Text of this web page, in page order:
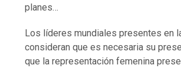
planes…
Los líderes mundiales presentes en
consideran que es necesaria su
que la representación femenina